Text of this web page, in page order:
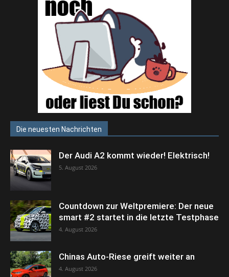
Die neuesten Nachrichten
Der Audi A2 kommt wieder! Elektrisch!
5. August 2026
Countdown zur Weltpremiere: Der neue
smart #2 startet in die letzte Testphase
4. August 2026
Chinas Auto-Riese greift weiter an
4. August 2026